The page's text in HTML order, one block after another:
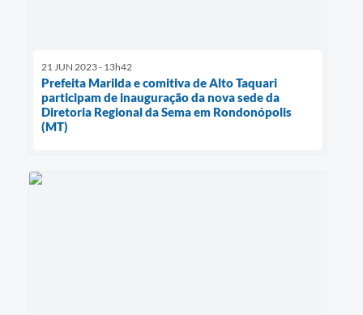
21 JUN 2023 - 13h42
Prefeita Marilda e comitiva de Alto Taquari
participam de inauguração da nova sede da
Diretoria Regional da Sema em Rondonópolis
(MT)